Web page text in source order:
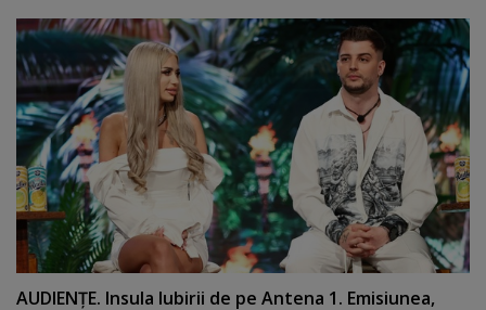
AUDIENŢE. Insula Iubirii de pe Antena 1. Emisiunea,